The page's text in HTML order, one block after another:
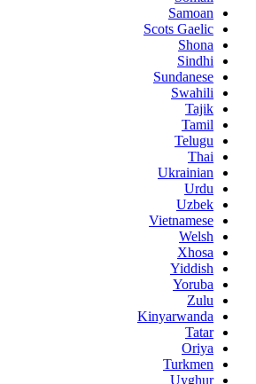
Samoan
Scots Gaelic
Shona
Sindhi
Sundanese
Swahili
Tajik
Tamil
Telugu
Thai
Ukrainian
Urdu
Uzbek
Vietnamese
Welsh
Xhosa
Yiddish
Yoruba
Zulu
Kinyarwanda
Tatar
Oriya
Turkmen
Uyghur